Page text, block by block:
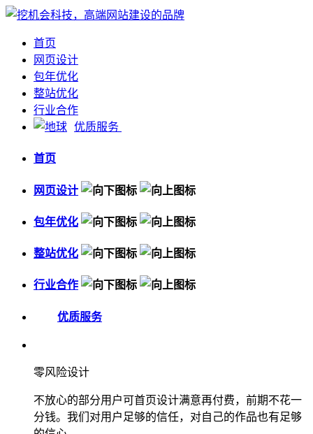
首页
网页设计
包年优化
整站优化
行业合作
优质服务
首页
网页设计
包年优化
整站优化
行业合作
优质服务
零风险设计
不放心的部分用户可首页设计满意再付费，前期不花一
分钱。我们对用户足够的信任，对自己的作品也有足够